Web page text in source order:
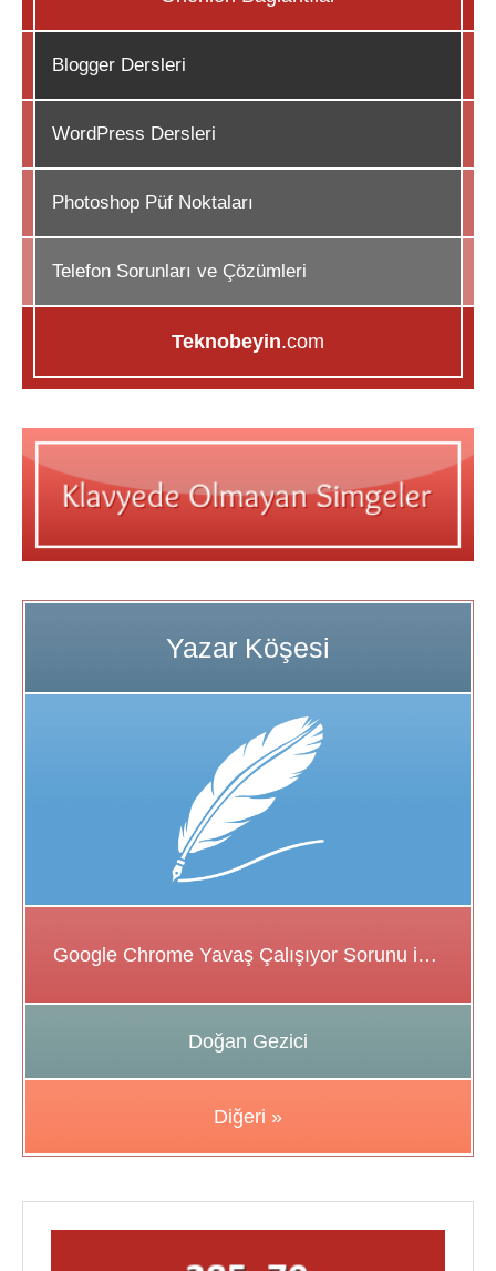
Blogger Dersleri
WordPress Dersleri
Photoshop Püf Noktaları
Telefon Sorunları ve Çözümleri
Teknobeyin.com
Google Chrome Yavaş Çalışıyor Sorunu için Çözüm Önerileri
Doğan Gezici
Diğeri »